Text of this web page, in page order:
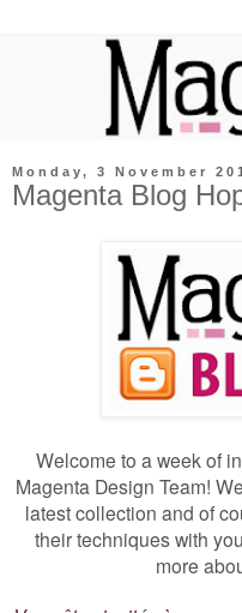
Monday, 3 November
Magenta Blog
Welcome to a week of
Magenta Design Team!
latest collection and of
their techniques with
more